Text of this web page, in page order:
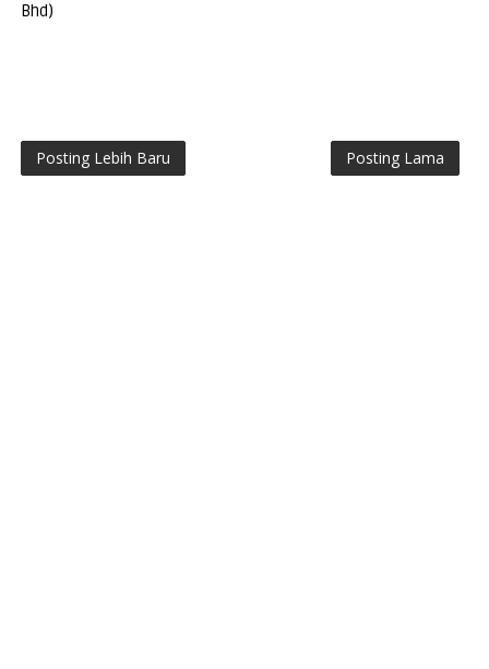
Bhd)
Posting Lebih Baru Posting Lama